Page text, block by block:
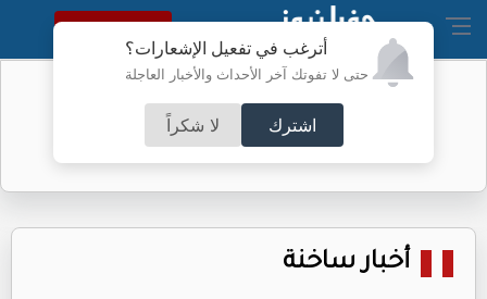
أترغب في تفعيل الإشعارات؟
حتى لا تفوتك آخر الأحداث والأخبار العاجلة
اشترك لا شكراً
النسخة الكاملة
أخبار ساخنة